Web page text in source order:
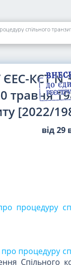
спільного
КСТ N
травня
[2022/
від 29
процедуру
про процедуру
Спільного